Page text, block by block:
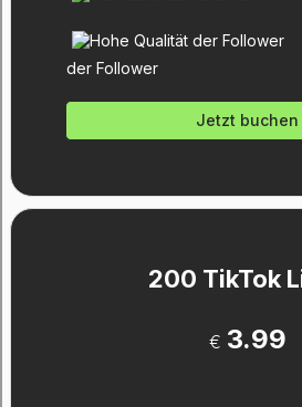
der Follower
Jetzt buchen
200 TikTok
€ 3.99